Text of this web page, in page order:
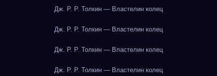
Дж. Р. Р. Толкин — Властелин колец
Дж. Р. Р. Толкин — Властелин колец
Дж. Р. Р. Толкин — Властелин колец
Дж. Р. Р. Толкин — Властелин колец